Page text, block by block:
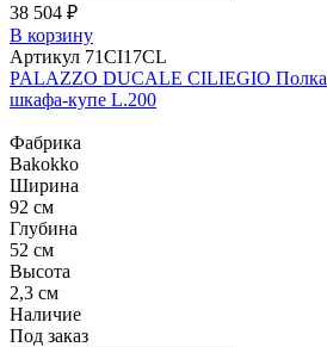
38 504 ₽
В корзину
Артикул 71CI17CL
PALAZZO DUCALE CILIEGIO Полка
шкафа-купе L.200
Фабрика
Bakokko
Ширина
92 см
Глубина
52 см
Высота
2,3 см
Наличие
Под заказ